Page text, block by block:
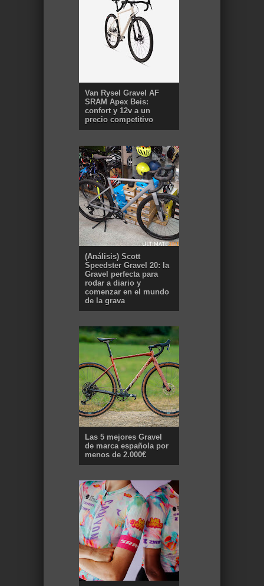
Van Rysel Gravel AF
SRAM Apex Beis:
confort y 12v a un
precio competitivo
(Análisis) Scott
Speedster Gravel 20: la
Gravel perfecta para
rodar a diario y
comenzar en el mundo
de la grava
Las 5 mejores Gravel
de marca española por
menos de 2.000€